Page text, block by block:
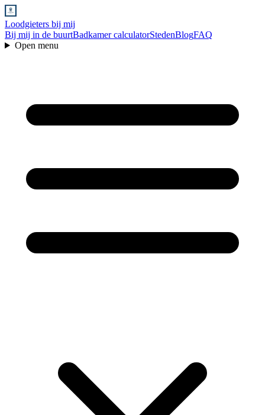
Loodgieters bij mij
Bij mij in de buurtBadkamer calculatorStedenBlogFAQ
Open menu